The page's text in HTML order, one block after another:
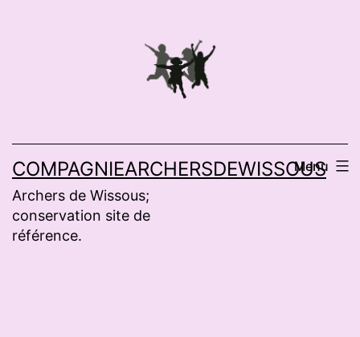
COMPAGNIEARCHERSDEWISSOUS
Archers de Wissous;
conservation site de
référence.
Menu